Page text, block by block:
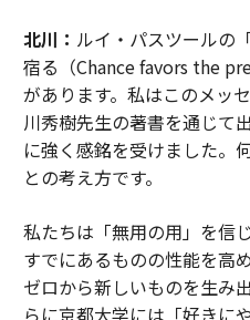
北川： ルイ・パスツールの
宿る（Chance favors the
があります。私はこのメッ
川秀樹先生の著書を通じて
に強く感銘を受けました。
との考え方です。
私たちは「無用の用」を信
すでにあるものの性能を高
ゼロから新しいものを生み